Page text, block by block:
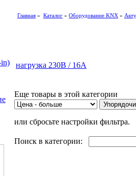
Главная » Каталог » Оборудование KNX »
нагрузка 230В / 16А
Еще товары в этой категории
или сбросьте настройки фильтра.
Поиск в категории: